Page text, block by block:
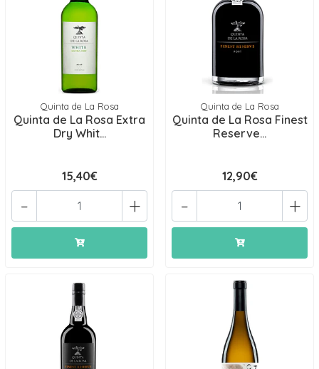
Quinta de La Rosa
Quinta de La Rosa Extra
Dry Whit...
15,40€
+
-
Quinta de La Rosa
Quinta de La Rosa Finest
Reserve...
12,90€
+
-